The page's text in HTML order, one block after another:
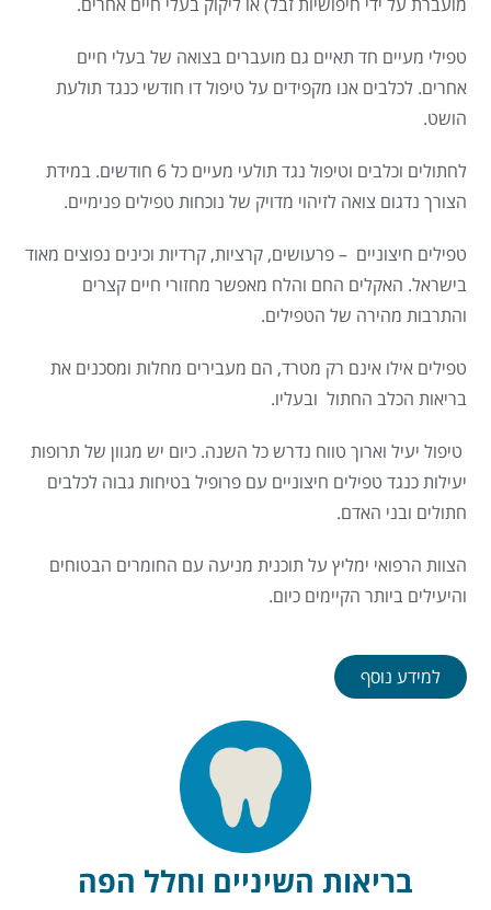
טפילי מעיים חד תאיים גם מועברים בצואה של בעלי חיים
אחרים. לכלבים אנו מקפידים על טיפול דו חודשי כנגד תולעת
הושט.
לחתולים וכלבים וטיפול נגד תולעי מעיים כל 6 חודשים. במידת
הצורך נדגום צואה לזיהוי מדויק של נוכחות טפילים פנימיים.
טפילים חיצוניים – פרעושים, קרציות, קרדיות וכינים נפוצים מאוד
בישראל. האקלים החם והלח מאפשר מחזורי חיים קצרים
והתרבות מהירה של הטפילים.
טפילים אילו אינם רק מטרד, הם מעבירים מחלות ומסכנים את
בריאות הכלב החתול ובעליו.
טיפול יעיל וארוך טווח נדרש כל השנה. כיום יש מגוון של תרופות
יעילות כנגד טפילים חיצוניים עם פרופיל בטיחות גבוה לכלבים
חתולים ובני האדם.
הצוות הרפואי ימליץ על תוכנית מניעה עם החומרים הבטוחים
והיעילים ביותר הקיימים כיום.
למידע נוסף
בריאות השיניים וחלל הפה